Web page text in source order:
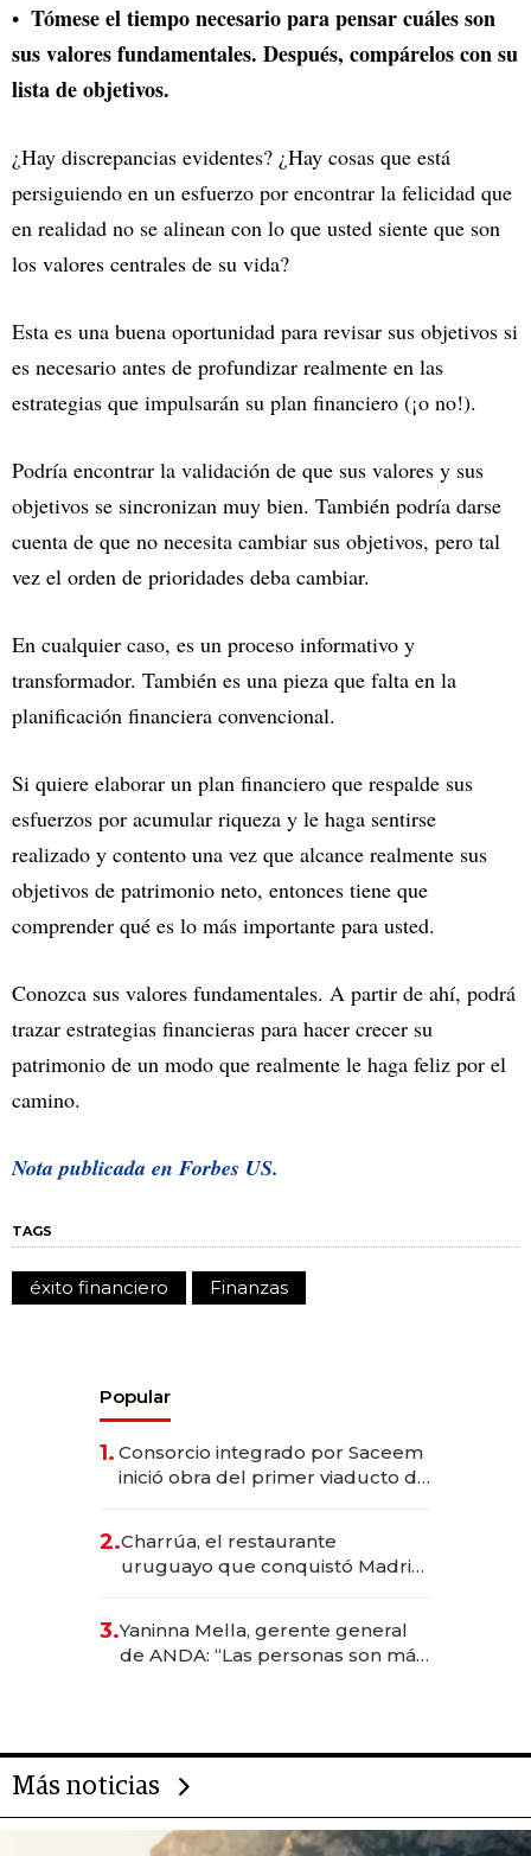
Tómese el tiempo necesario para pensar cuáles son
sus valores fundamentales. Después, compárelos con su
lista de objetivos.
¿Hay discrepancias evidentes? ¿Hay cosas que está
persiguiendo en un esfuerzo por encontrar la felicidad que
en realidad no se alinean con lo que usted siente que son
los valores centrales de su vida?
Esta es una buena oportunidad para revisar sus objetivos si
es necesario antes de profundizar realmente en las
estrategias que impulsarán su plan financiero (¡o no!).
Podría encontrar la validación de que sus valores y sus
objetivos se sincronizan muy bien. También podría darse
cuenta de que no necesita cambiar sus objetivos, pero tal
vez el orden de prioridades deba cambiar.
En cualquier caso, es un proceso informativo y
transformador. También es una pieza que falta en la
planificación financiera convencional.
Si quiere elaborar un plan financiero que respalde sus
esfuerzos por acumular riqueza y le haga sentirse
realizado y contento una vez que alcance realmente sus
objetivos de patrimonio neto, entonces tiene que
comprender qué es lo más importante para usted.
Conozca sus valores fundamentales. A partir de ahí, podrá
trazar estrategias financieras para hacer crecer su
patrimonio de un modo que realmente le haga feliz por el
camino.
Nota publicada en Forbes US.
TAGS
éxito financiero Finanzas
Popular
1. Consorcio integrado por Saceem
inició obra del primer viaducto de
millones
2.Charrúa, el restaurante
uruguayo que conquistó Madrid:
anticipación y prepara apertura
3.Yaninna Mella, gerente general
de ANDA: “Las personas son más
Más noticias